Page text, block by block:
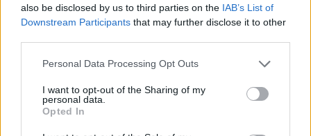
also be disclosed by us to third parties on the IAB’s List of
Downstream Participants that may further disclose it to other
Please note that this website/app uses one or more Google
not limited to your visit or usage behaviour. You may click to
grant or deny consent to Google and its third-party tags to
use your data for below specified purposes in below Google
consent section.
Personal Data Processing Opt Outs
I want to opt-out of the Sharing of my
personal data.
Opted In
Tánccal, zeneszóval és vásárral telik meg
Jászberény, indul a Csángó Fesztivál
Ismét a Kárpát-medencei folklór és a hagyományőrzés
központjává válik Jászberény, ma indul a XXXIV. Csángó
JNSZ megyei hírek